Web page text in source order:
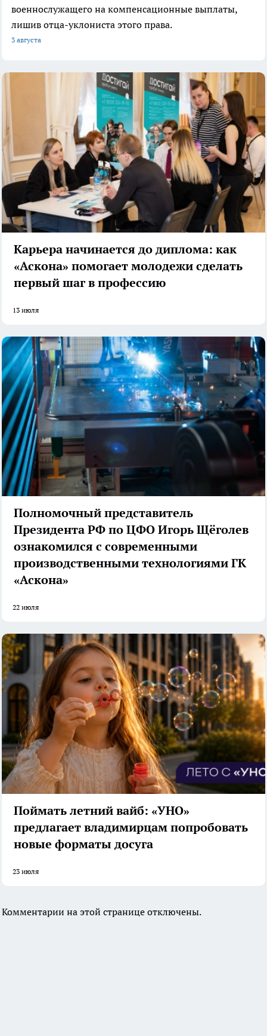
военнослужащего на компенсационные выплаты,
лишив отца-уклониста этого права.
3 августа
Карьера начинается до диплома: как
«Аскона» помогает молодежи сделать
первый шаг в профессию
13 июля
Полномочный представитель
Президента РФ по ЦФО Игорь Щёголев
ознакомился с современными
производственными технологиями ГК
«Аскона»
22 июля
Поймать летний вайб: «УНО»
предлагает владимирцам попробовать
новые форматы досуга
23 июля
Комментарии на этой странице отключены.